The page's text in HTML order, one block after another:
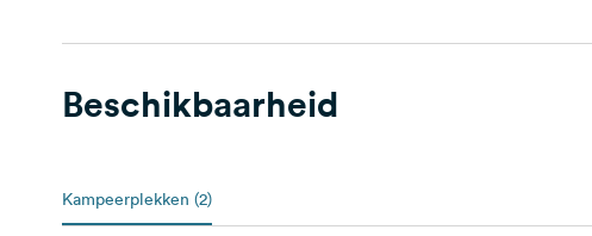
Beschikbaarheid
Kampeerplekken (2)